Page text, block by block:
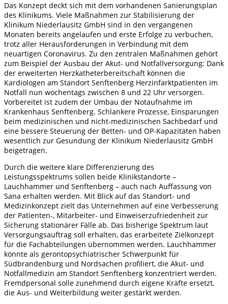
Das Konzept deckt sich mit dem vorhandenen Sanierungsplan
des Klinikums. Viele Maßnahmen zur Stabilisierung der
Klinikum Niederlausitz GmbH sind in den vergangenen
Monaten bereits angelaufen und erste Erfolge zu verbuchen,
trotz aller Herausforderungen in Verbindung mit dem
neuartigen Coronavirus. Zu den zentralen Maßnahmen gehört
zum Beispiel der Ausbau der Akut- und Notfallversorgung: Dank
der erweiterten Herzkatheterbereitschaft können die
Kardiologen am Standort Senftenberg Herzinfarktpatienten im
Notfall nun wochentags zwischen 8 und 22 Uhr versorgen.
Vorbereitet ist zudem der Umbau der Notaufnahme im
Krankenhaus Senftenberg. Schlankere Prozesse, Einsparungen
beim medizinischen und nicht-medizinischen Sachbedarf und
eine bessere Steuerung der Betten- und OP-Kapazitäten haben
wesentlich zur Gesundung der Klinikum Niederlausitz GmbH
beigetragen.
Durch die weitere klare Differenzierung des
Leistungsspektrums sollen beide Klinikstandorte –
Lauchhammer und Senftenberg – auch nach Auffassung von
Sana erhalten werden. Mit Blick auf das Standort- und
Medizinkonzept zielt das Unternehmen auf eine Verbesserung
der Patienten-, Mitarbeiter- und Einweiserzufriedenheit zur
Sicherung stationärer Fälle ab. Das bisherige Spektrum laut
Versorgungsauftrag soll erhalten, das erarbeitete Zielkonzept
für die Fachabteilungen übernommen werden. Lauchhammer
könnte als gerontopsychiatrischer Schwerpunkt für
Südbrandenburg und Nordsachen profiliert, die Akut- und
Notfallmedizin am Standort Senftenberg konzentriert werden.
Fremdpersonal solle zunehmend durch eigene Kräfte ersetzt,
die Aus- und Weiterbildung weiter gestärkt werden.